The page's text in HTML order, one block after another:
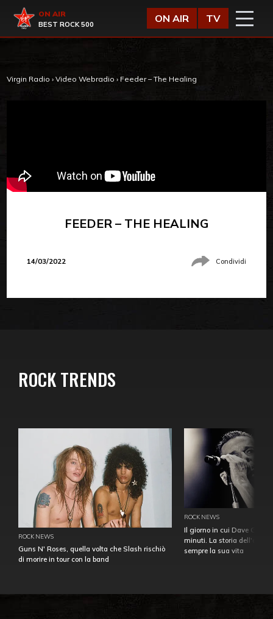
Virgin Radio
ON AIR
BEST ROCK 500
ON AIR TV
Virgin Radio › Video Webradio › Feeder – The Healing
FEEDER – THE HEALING
14/03/2022 Condividi
ROCK TRENDS
ROCK NEWS
Guns N' Roses, quella volta che Slash rischiò
di morire in tour con la band
ROCK NEWS
Il giorno in cui Dave
minuti. La storia
sempre la sua vita